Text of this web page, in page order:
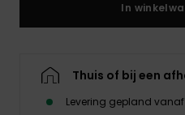
In
Thuis of bij een
Levering gepland vanaf